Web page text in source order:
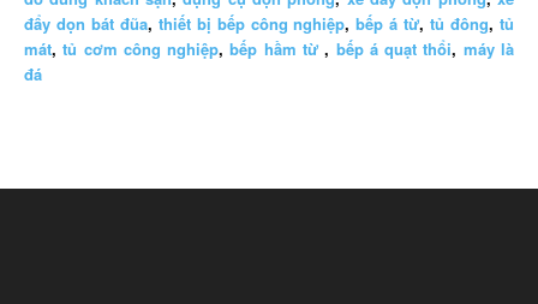
đẩy dọn bát đũa, thiết bị bếp công nghiệp,bếp á từ,tủ đông,tủ
mát,tủ cơm công nghiệp,bếp hầm từ , bếp á quạt thổi, máy là
đá